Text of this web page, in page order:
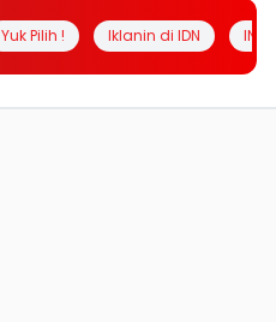
Yuk Pilih ! Iklanin di IDN